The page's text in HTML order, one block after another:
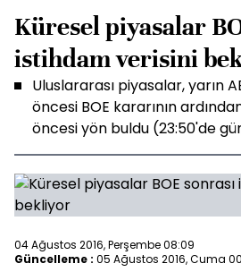
Küresel piyasalar
istihdam verisini
Uluslararası piyasalar, yarın
öncesi BOE kararının
öncesi yön buldu (23:50'de
04 Ağustos 2016, Perşembe 08:09
Güncelleme : 05 Ağustos 2016, Cuma